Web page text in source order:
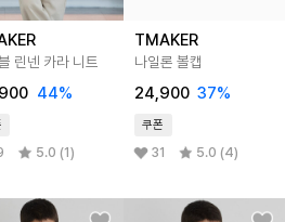
린넨 카라 니트
44%
5.0 (1)
TMAKER
나일론 볼캡
24,900 37%
쿠폰
31 5.0 (4)